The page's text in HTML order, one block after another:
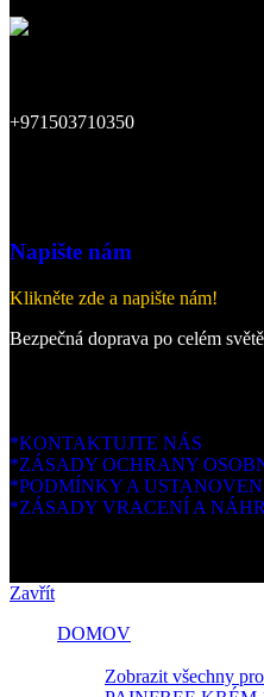
+971503710350
Napište nám
Klikněte zde a napište nám!
Bezpečná doprava po celém
*KONTAKTUJTE NÁS
*ZÁSADY OCHRANY
*PODMÍNKY A
*ZÁSADY VRACENÍ A
Zavřít
DOMOV
Zobrazit všechny